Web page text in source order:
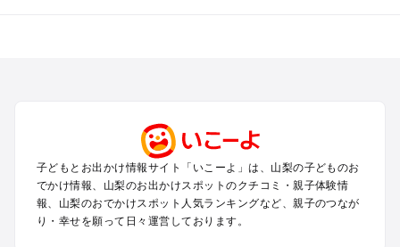
甲府・昇仙峡・湯村のプールお出かけ
石和・勝沼・塩山のプールお出かけ
大月・都留・道志渓谷のプールお出かけ
山中湖・忍野のプールお出かけ
南アルプスのプールお出かけ
子どもとお出かけ情報サイト「いこーよ」は、山梨の子どものお
でかけ情報、山梨のお出かけスポットのクチコミ・親子体験情
報、山梨のおでかけスポット人気ランキングなど、親子のつなが
り・幸せを願って日々運営しております。